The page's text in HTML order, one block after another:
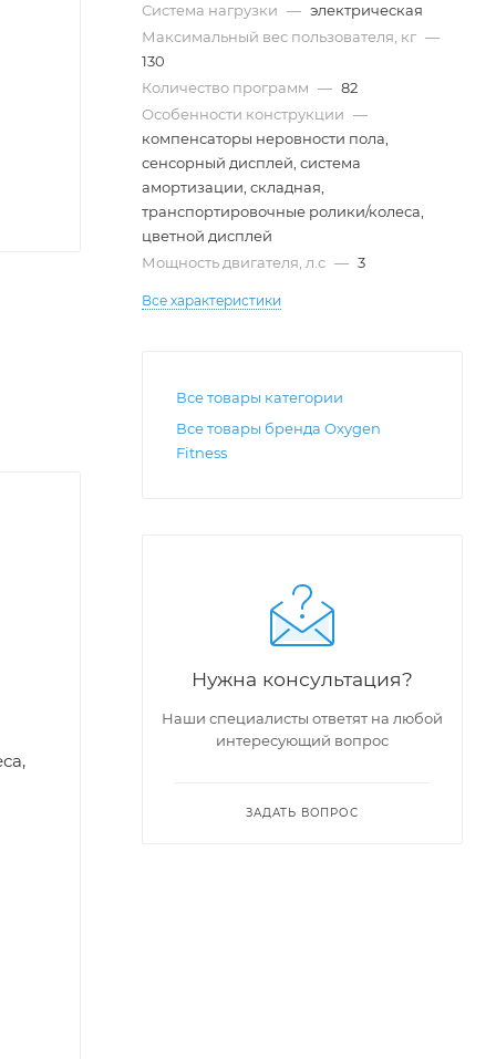
Система нагрузки — электрическая
Максимальный вес пользователя, кг —
130
Количество программ — 82
Особенности конструкции —
компенсаторы неровности пола,
сенсорный дисплей, система
амортизации, складная,
транспортировочные ролики/колеса,
цветной дисплей
Мощность двигателя, л.с — 3
Все характеристики
Все товары категории
Все товары бренда Oxygen
Fitness
Нужна консультация?
Наши специалисты ответят на любой
интересующий вопрос
ЗАДАТЬ ВОПРОС